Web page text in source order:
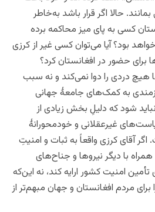
حالا اگر قرار باشد به‌خاطر
کسی به پای میز محاکمه برده
بود؟ آیا می‌توان کسی غیر از کرزی
برای حضور در افغانستان کرد؟
هیچ دردی را دوا نمی‌کند و نه سبب
به کمک‌های جامعۀ جهانی
شود که دلیلِ بخش زیادی از
غیرعقلانی و خودمحورانۀ
آقای کرزی واقعاً به ثبات و امنیتِ
با دیگر نیروها و جناح‌های
امنیت کشور ارایه ‌کند، نه این‌که
مردم افغانستان و جهان مبهم‌تر از